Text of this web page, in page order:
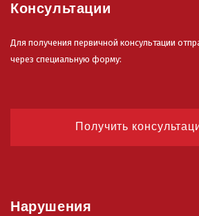
Консультации
Для получения первичной консультации
через специальную форму:
Получить
Нарушения